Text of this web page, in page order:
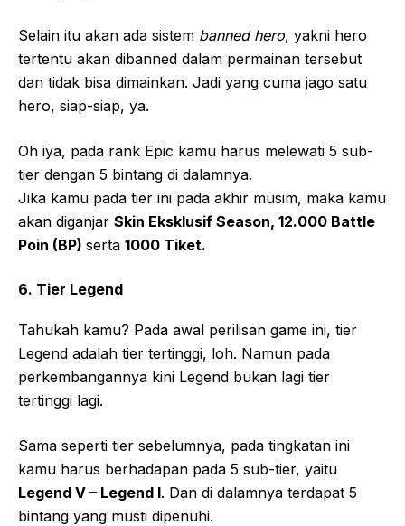
Selain itu akan ada sistem banned hero, yakni hero
tertentu akan dibanned dalam permainan tersebut
dan tidak bisa dimainkan. Jadi yang cuma jago satu
hero, siap-siap, ya.
Oh iya, pada rank Epic kamu harus melewati 5 sub-
tier dengan 5 bintang di dalamnya.
Jika kamu pada tier ini pada akhir musim, maka kamu
akan diganjar Skin Eksklusif Season, 12.000 Battle
Poin (BP) serta 1000 Tiket.
6. Tier Legend
Tahukah kamu? Pada awal perilisan game ini, tier
Legend adalah tier tertinggi, loh. Namun pada
perkembangannya kini Legend bukan lagi tier
tertinggi lagi.
Sama seperti tier sebelumnya, pada tingkatan ini
kamu harus berhadapan pada 5 sub-tier, yaitu
Legend V – Legend I. Dan di dalamnya terdapat 5
bintang yang musti dipenuhi.